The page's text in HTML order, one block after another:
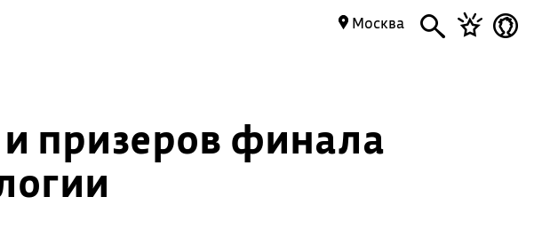
Москва
призеров финала